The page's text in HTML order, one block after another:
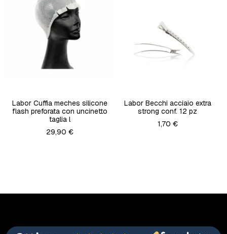
Labor Cuffia meches silicone
flash preforata con uncinetto
taglia l
29,90 €
Labor Becchi acciaio extra
strong conf. 12 pz
1,70 €